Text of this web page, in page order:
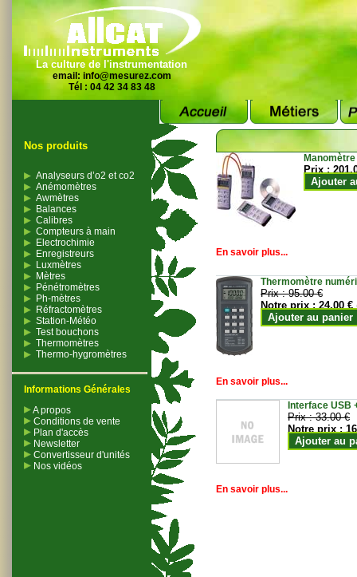
La culture de l'instrumentation
email: info@mesurez.com
Tél : 04 42 34 83 48
Nos produits
Analyseurs d’o2 et co2
Anémomètres
Awmètres
Balances
Calibres
Compteurs à main
Electrochimie
Enregistreurs
Luxmètres
Mètres
Pénétromètres
Ph-mètres
Réfractomètres
Station-Météo
Test bouchons
Thermomètres
Thermo-hygromètres
Informations Générales
A propos
Conditions de vente
Plan d'accès
Newsletter
Convertisseur d'unités
Nos vidéos
Prix :
Ajouter
En savoir plus...
Thermomètre
Prix :95.00 €
Notre prix :24.00 €
Ajouter au panier
En savoir plus...
Interface USB
Prix :33.00 €
Notre prix :
Ajouter au
En savoir plus...